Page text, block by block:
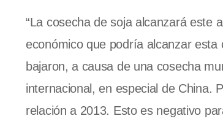
“La cosecha de soja alcanzará este
económico que podría alcanzar
bajaron, a causa de una cosecha
internacional, en especial de China.
relación a 2013. Esto es negativo